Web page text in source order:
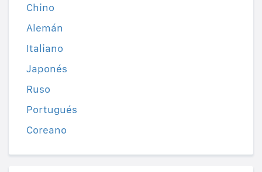
Chino
Alemán
Italiano
Japonés
Ruso
Portugués
Coreano